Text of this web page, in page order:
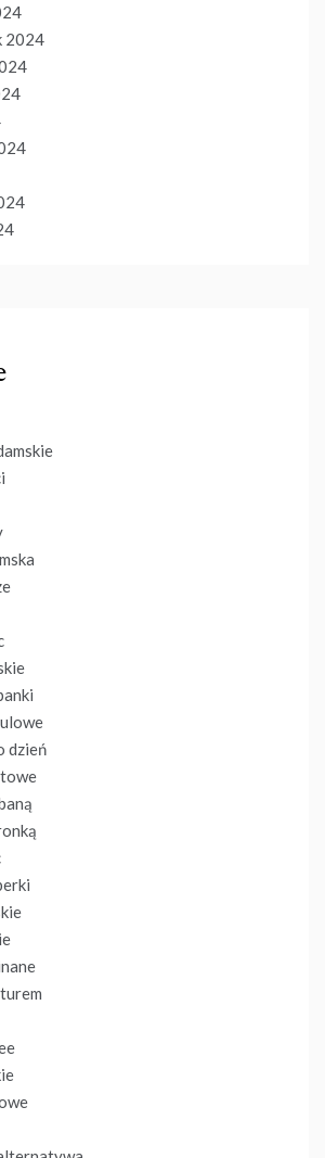
2024
dzień